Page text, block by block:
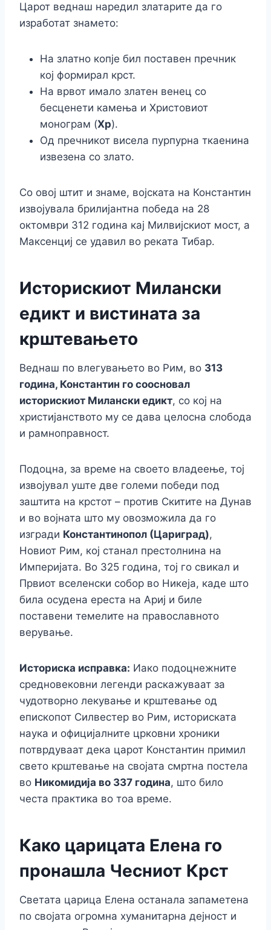
Царот веднаш наредил златарите да го
изработат знамето:
На златно копје бил поставен пречник
кој формирал крст.
На врвот имало златен венец со
бесценети камења и Христовиот
монограм (Хр).
Од пречникот висела пурпурна ткаенина
извезена со злато.
Со овој штит и знаме, војската на Константин
извојувала брилијантна победа на 28
октомври 312 година кај Милвијскиот мост, а
Максенциј се удавил во реката Тибар.
Историскиот Милански
едикт и вистината за
крштевањето
Веднаш по влегувањето во Рим, во 313
година, Константин го соосновал
историскиот Милански едикт, со кој на
христијанството му се дава целосна слобода
и рамноправност.
Подоцна, за време на своето владеење, тој
извојувал уште две големи победи под
заштита на крстот – против Скитите на Дунав
и во војната што му овозможила да го
изгради Константинопол (Цариград),
Новиот Рим, кој станал престолнина на
Империјата. Во 325 година, тој го свикал и
Првиот вселенски собор во Никеја, каде што
била осудена ереста на Ариј и биле
поставени темелите на православното
верување.
Историска исправка: Иако подоцнежните
средновековни легенди раскажуваат за
чудотворно лекување и крштевање од
епископот Силвестер во Рим, историската
наука и официјалните црковни хроники
потврдуваат дека царот Константин примил
свето крштевање на својата смртна постела
во Никомидија во 337 година, што било
честа практика во тоа време.
Како царицата Елена го
пронашла Чесниот Крст
Светата царица Елена останала запаметена
по својата огромна хуманитарна дејност и